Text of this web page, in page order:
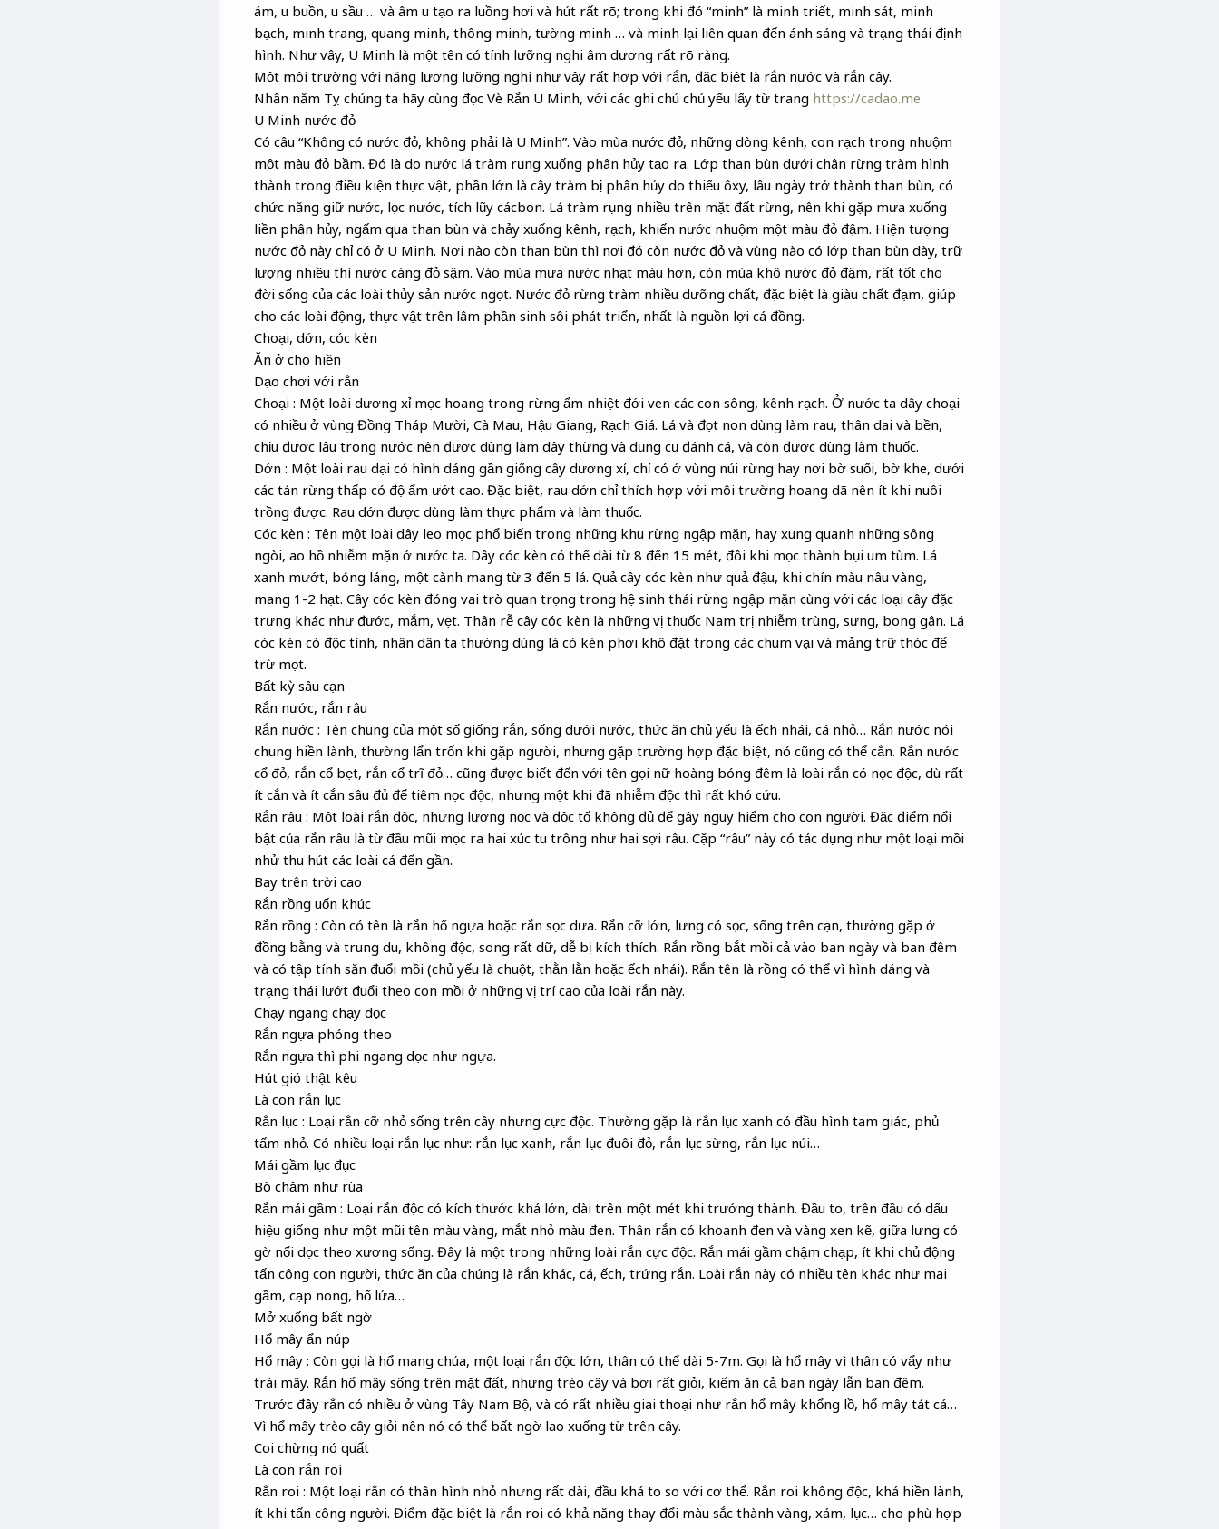
ám, u buồn, u sầu … và âm u tạo ra luồng hơi và hút rất rõ; trong khi đó “minh” là minh triết, minh sát, minh
bạch, minh trang, quang minh, thông minh, tường minh … và minh lại liên quan đến ánh sáng và trạng thái định
hình. Như vây, U Minh là một tên có tính lưỡng nghi âm dương rất rõ ràng.
Một môi trường với năng lượng lưỡng nghi như vậy rất hợp với rắn, đặc biệt là rắn nước và rắn cây.
Nhân năm Tỵ chúng ta hãy cùng đọc Vè Rắn U Minh, với các ghi chú chủ yếu lấy từ trang https://cadao.me
U Minh nước đỏ
Có câu “Không có nước đỏ, không phải là U Minh”. Vào mùa nước đỏ, những dòng kênh, con rạch trong nhuộm
một màu đỏ bầm. Đó là do nước lá tràm rụng xuống phân hủy tạo ra. Lớp than bùn dưới chân rừng tràm hình
thành trong điều kiện thực vật, phần lớn là cây tràm bị phân hủy do thiếu ôxy, lâu ngày trở thành than bùn, có
chức năng giữ nước, lọc nước, tích lũy cácbon. Lá tràm rụng nhiều trên mặt đất rừng, nên khi gặp mưa xuống
liền phân hủy, ngấm qua than bùn và chảy xuống kênh, rạch, khiến nước nhuộm một màu đỏ đậm. Hiện tượng
nước đỏ này chỉ có ở U Minh. Nơi nào còn than bùn thì nơi đó còn nước đỏ và vùng nào có lớp than bùn dày, trữ
lượng nhiều thì nước càng đỏ sậm. Vào mùa mưa nước nhạt màu hơn, còn mùa khô nước đỏ đậm, rất tốt cho
đời sống của các loài thủy sản nước ngọt. Nước đỏ rừng tràm nhiều dưỡng chất, đặc biệt là giàu chất đạm, giúp
cho các loài động, thực vật trên lâm phần sinh sôi phát triển, nhất là nguồn lợi cá đồng.
Choại, dớn, cóc kèn
Ăn ở cho hiền
Dạo chơi với rắn
Choại : Một loài dương xỉ mọc hoang trong rừng ẩm nhiệt đới ven các con sông, kênh rạch. Ở nước ta dây choại
có nhiều ở vùng Đồng Tháp Mười, Cà Mau, Hậu Giang, Rạch Giá. Lá và đọt non dùng làm rau, thân dai và bền,
chịu được lâu trong nước nên được dùng làm dây thừng và dụng cụ đánh cá, và còn được dùng làm thuốc.
Dớn : Một loài rau dại có hình dáng gần giống cây dương xỉ, chỉ có ở vùng núi rừng hay nơi bờ suối, bờ khe, dưới
các tán rừng thấp có độ ẩm ướt cao. Đặc biệt, rau dớn chỉ thích hợp với môi trường hoang dã nên ít khi nuôi
trồng được. Rau dớn được dùng làm thực phẩm và làm thuốc.
Cóc kèn : Tên một loài dây leo mọc phổ biến trong những khu rừng ngập mặn, hay xung quanh những sông
ngòi, ao hồ nhiễm mặn ở nước ta. Dây cóc kèn có thể dài từ 8 đến 15 mét, đôi khi mọc thành bụi um tùm. Lá
xanh mướt, bóng láng, một cành mang từ 3 đến 5 lá. Quả cây cóc kèn như quả đậu, khi chín màu nâu vàng,
mang 1-2 hạt. Cây cóc kèn đóng vai trò quan trọng trong hệ sinh thái rừng ngập mặn cùng với các loại cây đặc
trưng khác như đước, mắm, vẹt. Thân rễ cây cóc kèn là những vị thuốc Nam trị nhiễm trùng, sưng, bong gân. Lá
cóc kèn có độc tính, nhân dân ta thường dùng lá có kèn phơi khô đặt trong các chum vại và mảng trữ thóc để
trừ mọt.
Bất kỳ sâu cạn
Rắn nước, rắn râu
Rắn nước : Tên chung của một số giống rắn, sống dưới nước, thức ăn chủ yếu là ếch nhái, cá nhỏ… Rắn nước nói
chung hiền lành, thường lẩn trốn khi gặp người, nhưng gặp trường hợp đặc biệt, nó cũng có thể cắn. Rắn nước
cổ đỏ, rắn cổ bẹt, rắn cổ trĩ đỏ… cũng được biết đến với tên gọi nữ hoàng bóng đêm là loài rắn có nọc độc, dù rất
ít cắn và ít cắn sâu đủ để tiêm nọc độc, nhưng một khi đã nhiễm độc thì rất khó cứu.
Rắn râu : Một loài rắn độc, nhưng lượng nọc và độc tố không đủ để gây nguy hiểm cho con người. Đặc điểm nổi
bật của rắn râu là từ đầu mũi mọc ra hai xúc tu trông như hai sợi râu. Cặp “râu” này có tác dụng như một loại mồi
nhử thu hút các loài cá đến gần.
Bay trên trời cao
Rắn rồng uốn khúc
Rắn rồng : Còn có tên là rắn hổ ngựa hoặc rắn sọc dưa. Rắn cỡ lớn, lưng có sọc, sống trên cạn, thường gặp ở
đồng bằng và trung du, không độc, song rất dữ, dễ bị kích thích. Rắn rồng bắt mồi cả vào ban ngày và ban đêm
và có tập tính săn đuổi mồi (chủ yếu là chuột, thằn lằn hoặc ếch nhái). Rắn tên là rồng có thể vì hình dáng và
trạng thái lướt đuổi theo con mồi ở những vị trí cao của loài rắn này.
Chạy ngang chạy dọc
Rắn ngựa phóng theo
Rắn ngựa thì phi ngang dọc như ngựa.
Hút gió thật kêu
Là con rắn lục
Rắn lục : Loại rắn cỡ nhỏ sống trên cây nhưng cực độc. Thường gặp là rắn lục xanh có đầu hình tam giác, phủ
tấm nhỏ. Có nhiều loại rắn lục như: rắn lục xanh, rắn lục đuôi đỏ, rắn lục sừng, rắn lục núi…
Mái gầm lục đục
Bò chậm như rùa
Rắn mái gầm : Loại rắn độc có kích thước khá lớn, dài trên một mét khi trưởng thành. Đầu to, trên đầu có dấu
hiệu giống như một mũi tên màu vàng, mắt nhỏ màu đen. Thân rắn có khoanh đen và vàng xen kẽ, giữa lưng có
gờ nổi dọc theo xương sống. Đây là một trong những loài rắn cực độc. Rắn mái gầm chậm chạp, ít khi chủ động
tấn công con người, thức ăn của chúng là rắn khác, cá, ếch, trứng rắn. Loài rắn này có nhiều tên khác như mai
gầm, cạp nong, hổ lửa…
Mở xuống bất ngờ
Hổ mây ẩn núp
Hổ mây : Còn gọi là hổ mang chúa, một loại rắn độc lớn, thân có thể dài 5-7m. Gọi là hổ mây vì thân có vẩy như
trái mây. Rắn hổ mây sống trên mặt đất, nhưng trèo cây và bơi rất giỏi, kiếm ăn cả ban ngày lẫn ban đêm.
Trước đây rắn có nhiều ở vùng Tây Nam Bộ, và có rất nhiều giai thoại như rắn hổ mây khổng lồ, hổ mây tát cá…
Vì hổ mây trèo cây giỏi nên nó có thể bất ngờ lao xuống từ trên cây.
Coi chừng nó quất
Là con rắn roi
Rắn roi : Một loại rắn có thân hình nhỏ nhưng rất dài, đầu khá to so với cơ thể. Rắn roi không độc, khá hiền lành,
ít khi tấn công người. Điểm đặc biệt là rắn roi có khả năng thay đổi màu sắc thành vàng, xám, lục… cho phù hợp